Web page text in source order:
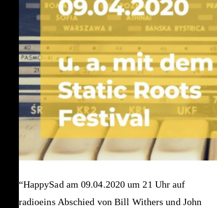
“HappySad am 09.04.2020 um 21 Uhr auf
radioeins Abschied von Bill Withers und John